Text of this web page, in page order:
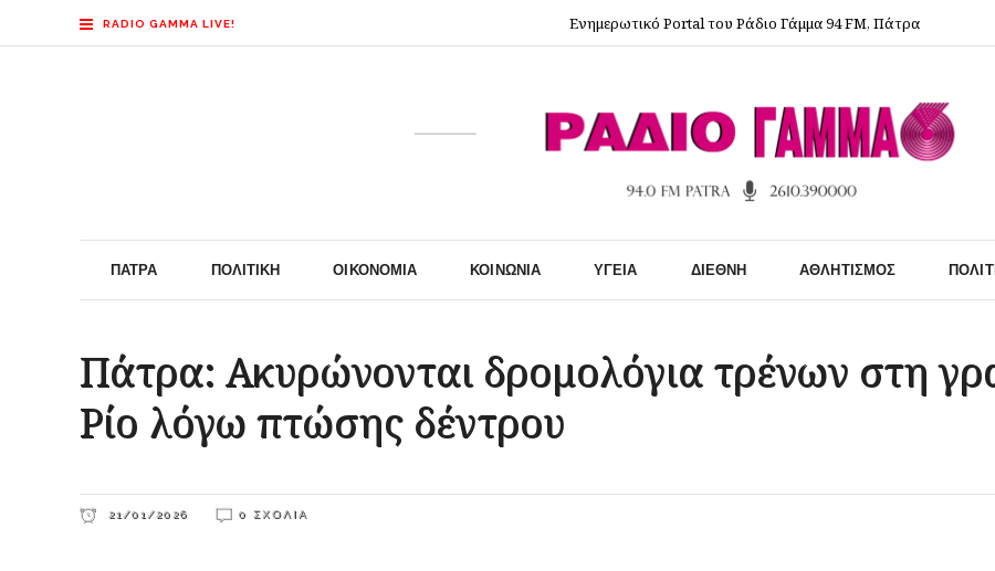
RADIO GAMMA LIVE! Ενημερωτικό Portal του Ράδιο Γάμμα 94 FM, Πάτρα
ΠΆΤΡΑ ΠΟΛΙΤΙΚΉ ΟΙΚΟΝΟΜΊΑ ΚΟΙΝΩΝΊΑ ΥΓΕΊΑ ΔΙΕΘΝΉ ΑΘΛΗΤΙΣΜΌΣ
Πάτρα: Ακυρώνονται δρομολόγια τρένων στη
Ρίο λόγω πτώσης δέντρου
21/01/2026 0 ΣΧΌΛΙΑ